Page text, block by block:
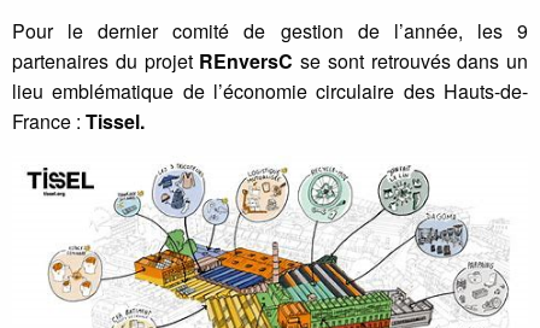
Pour le dernier comité de gestion de l’année, les 9
partenaires du projet REnversC se sont retrouvés dans un
lieu emblématique de l’économie circulaire des Hauts-de-
France : Tissel.